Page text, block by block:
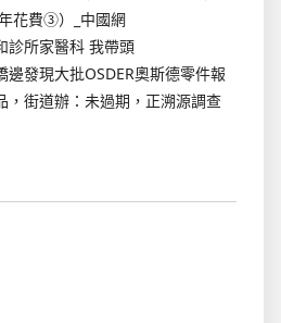
花費③）_中國網
診所家醫科 我帶頭
邊發現大批OSDER奧斯德零件報
，街道辦：未過期，正溯源調查